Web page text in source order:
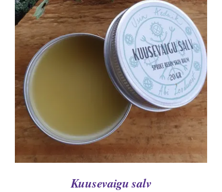
Hinnanguga
4.50/ 5
LISA KORVI
/
DETAILS
Kuusevaigu salv